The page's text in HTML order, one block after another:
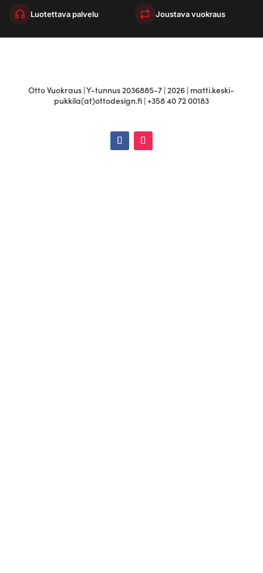
Luotettava palvelu Joustava vuokraus
Otto Vuokraus | Y-tunnus 2036885-7 | 2026 | matti.keski-
pukkila(at)ottodesign.fi | +358 40 72 00183